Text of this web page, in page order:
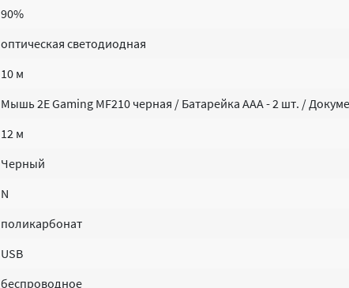
90%
оптическая светодиодная
10 м
Мышь 2E Gaming MF210 черная / Батарейка ААА - 2 шт. /
12 м
Черный
N
поликарбонат
USB
беспроводное